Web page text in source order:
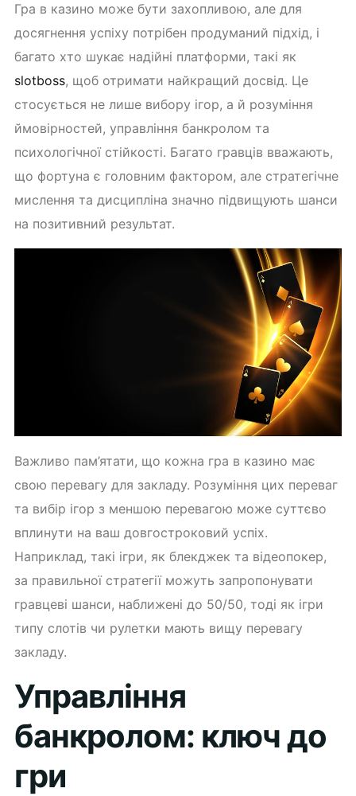
Гра в казино може бути захопливою, але для
досягнення успіху потрібен продуманий підхід, і
багато хто шукає надійні платформи, такі як
slotboss, щоб отримати найкращий досвід. Це
стосується не лише вибору ігор, а й розуміння
ймовірностей, управління банкролом та
психологічної стійкості. Багато гравців вважають,
що фортуна є головним фактором, але стратегічне
мислення та дисципліна значно підвищують шанси
на позитивний результат.
Важливо пам’ятати, що кожна гра в казино має
свою перевагу для закладу. Розуміння цих переваг
та вибір ігор з меншою перевагою може суттєво
вплинути на ваш довгостроковий успіх.
Наприклад, такі ігри, як блекджек та відеопокер,
за правильної стратегії можуть запропонувати
гравцеві шанси, наближені до 50/50, тоді як ігри
типу слотів чи рулетки мають вищу перевагу
закладу.
Управління
банкролом: ключ до
гри